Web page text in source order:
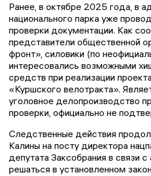
Ранее, в октябре 2025 года, в
национального парка уже
проверки документации. Как
представители общественной
фронт», силовики (по
интересовались возможными
средств при реализации
«Куршского велотракта».
уголовное делопроизводство
проверки, официально не
Следственные действия
Калины на посту директора
депутата Заксобрания в связи
решаться в установленном